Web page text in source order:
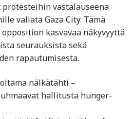
vastalauseena
vallata Gaza City. Tämä
kasvavaa näkyvyyttä
seurauksista sekä
rapautumisesta.
nälkätähti –
hallitusta hunger-